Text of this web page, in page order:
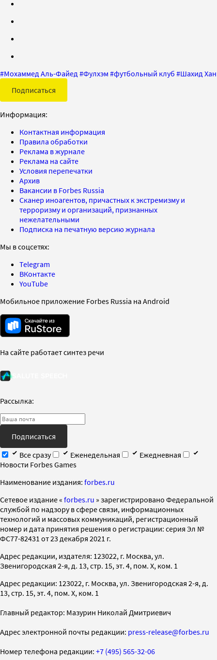
#Мохаммед Аль-Файед #Фулхэм #футбольный клуб #Шахид Хан
Подписаться
Информация:
Контактная информация
Правила обработки
Реклама в журнале
Реклама на сайте
Условия перепечатки
Архив
Вакансии в Forbes Russia
Сканер иноагентов, причастных к экстремизму и
терроризму и организаций, признанных
нежелательными
Подписка на печатную версию журнала
Мы в соцсетях:
Telegram
ВКонтакте
YouTube
Мобильное приложение Forbes Russia на Android
На сайте работает синтез речи
Рассылка:
Подписаться
Все сразу
Еженедельная
Ежедневная
Новости Forbes Games
Наименование издания: forbes.ru
Cетевое издание « forbes.ru » зарегистрировано Федеральной
службой по надзору в сфере связи, информационных
технологий и массовых коммуникаций, регистрационный
номер и дата принятия решения о регистрации: серия Эл №
ФС77-82431 от 23 декабря 2021 г.
Адрес редакции, издателя: 123022, г. Москва, ул.
Звенигородская 2-я, д. 13, стр. 15, эт. 4, пом. X, ком. 1
Адрес редакции: 123022, г. Москва, ул. Звенигородская 2-я, д.
13, стр. 15, эт. 4, пом. X, ком. 1
Главный редактор: Мазурин Николай Дмитриевич
Адрес электронной почты редакции: press-release@forbes.ru
Номер телефона редакции: +7 (495) 565-32-06